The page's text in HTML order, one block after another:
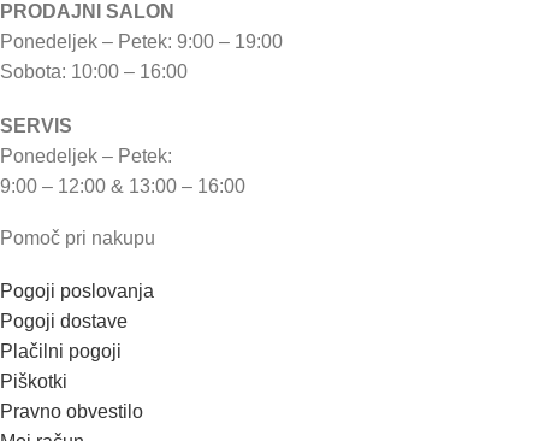
PRODAJNI SALON
Ponedeljek – Petek: 9:00 – 19:00
Sobota: 10:00 – 16:00
SERVIS
Ponedeljek – Petek:
9:00 – 12:00 & 13:00 – 16:00
Pomoč pri nakupu
Pogoji poslovanja
Pogoji dostave
Plačilni pogoji
Piškotki
Pravno obvestilo